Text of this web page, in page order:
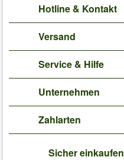
Hotline & Kontakt
Versand
Service & Hilfe
Unternehmen
Zahlarten
Sicher